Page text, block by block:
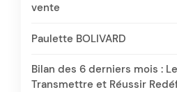
vente
Paulette BOLIVARD
Bilan des 6 derniers mois :
Transmettre et Réussir